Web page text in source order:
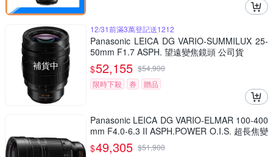
補貨中
12/31前滿3萬登記送1212
Panasonic LEICA DG VARIO-SUMMILUX 25-
50mm F1.7 ASPH. 望遠變焦鏡頭 公司貨
$52,155 $54,900
限時下殺
券 贈品
Panasonic LEICA DG VARIO-ELMAR 100-400
mm F4.0-6.3 II ASPH.POWER O.I.S. 超長焦變
焦鏡頭 公司貨 H-RSA100400G
$49,305 $51,900